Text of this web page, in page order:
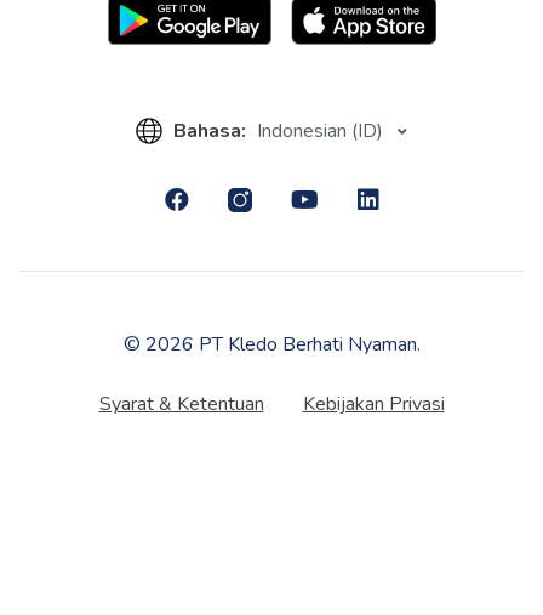
Bahasa: Indonesian (ID)
© 2026 PT Kledo Berhati Nyaman.
Syarat & Ketentuan Kebijakan Privasi